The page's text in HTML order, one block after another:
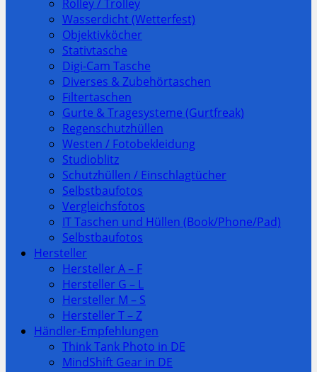
Rolley / Trolley
Wasserdicht (Wetterfest)
Objektivköcher
Stativtasche
Digi-Cam Tasche
Diverses & Zubehörtaschen
Filtertaschen
Gurte & Tragesysteme (Gurtfreak)
Regenschutzhüllen
Westen / Fotobekleidung
Studioblitz
Schutzhüllen / Einschlagtücher
Selbstbaufotos
Vergleichsfotos
IT Taschen und Hüllen (Book/Phone/Pad)
Selbstbaufotos
Hersteller
Hersteller A – F
Hersteller G – L
Hersteller M – S
Hersteller T – Z
Händler-Empfehlungen
Think Tank Photo in DE
MindShift Gear in DE